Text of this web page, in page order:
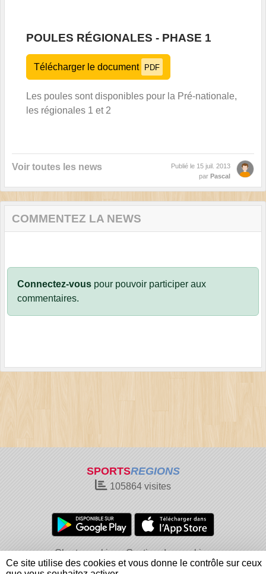
POULES RÉGIONALES - PHASE 1
Télécharger le document PDF
Les poules sont disponibles pour la Pré-nationale,
les régionales 1 et 2
Voir toutes les news Publié le 15 juil. 2013
par Pascal
COMMENTEZ LA NEWS
Connectez-vous pour pouvoir participer aux
commentaires.
SPORTSREGIONS
105864 visites
Charte cookies
Gestion des cookies
Informations légales
Signaler un contenu inapproprié
Ce site utilise des cookies et vous donne le contrôle sur ceux